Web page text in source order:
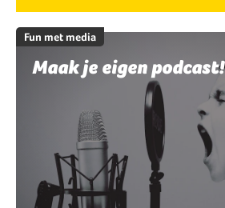
Fun met media
Maak je eigen podcast!